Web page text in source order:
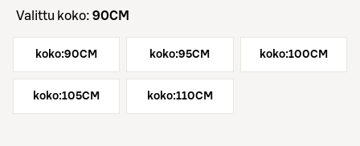
Valittu koko: 90CM
koko:90CM koko:95CM koko:100CM
koko:105CM koko:110CM